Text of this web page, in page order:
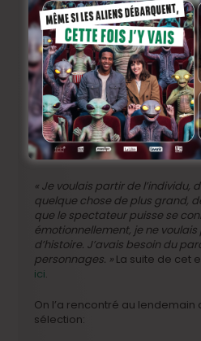
Cesar Diaz pourNuestras
Cesar Dìaz dresse dans
son héros Ernesto et de son
résilience collective, celle des
militaire guatémaltèque. Le
dans le silence historique qui
méconnu, dont les victimes
Indiens, et dresse le portrait
son fils. Le réalisateur a reçu la
dernier Festival de Cannes.
« Je voulais partir de l’individu,
quelque chose de plus grand,
que le spectateur puisse se
émotionnellement, je ne
d’histoire. J’avais besoin du
personnages. » La suite de cet
ici.
On l’a rencontré au lendemain
sélection: